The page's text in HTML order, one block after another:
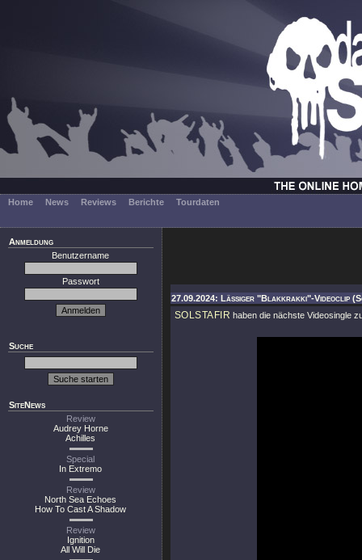
Home News Reviews Berichte Tourdaten
Anmeldung
Benutzername
Passwort
Suche
SiteNews
Review
Audrey Horne
Achilles
Special
In Extremo
Review
North Sea Echoes
How To Cast A Shadow
Review
Ignition
All Will Die
27.09.2024: Lässiger "Blakkrakki"-Videoclip
SOLSTAFIR haben die nächste Videosingle